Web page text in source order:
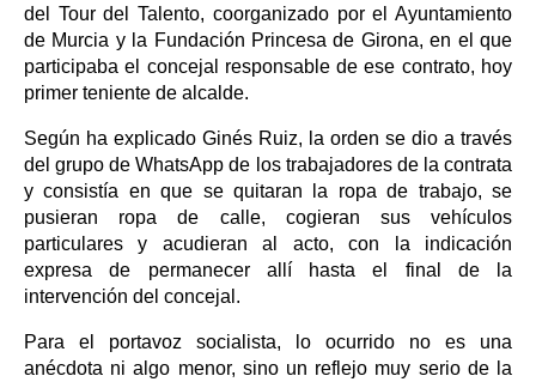
del Tour del Talento, coorganizado por el Ayuntamiento
de Murcia y la Fundación Princesa de Girona, en el que
participaba el concejal responsable de ese contrato, hoy
primer teniente de alcalde.
Según ha explicado Ginés Ruiz, la orden se dio a través
del grupo de WhatsApp de los trabajadores de la contrata
y consistía en que se quitaran la ropa de trabajo, se
pusieran ropa de calle, cogieran sus vehículos
particulares y acudieran al acto, con la indicación
expresa de permanecer allí hasta el final de la
intervención del concejal.
Para el portavoz socialista, lo ocurrido no es una
anécdota ni algo menor, sino un reflejo muy serio de la